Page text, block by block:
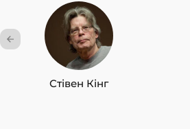
Стівен Кінг